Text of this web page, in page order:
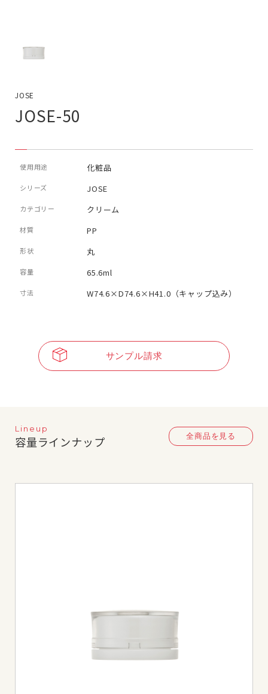
JOSE
JOSE-50
使用用途 化粧品
シリーズ JOSE
カテゴリー クリーム
材質 PP
形状 丸
容量 65.6ml
寸法 W74.6×D74.6×H41.0（キャップ込み）
サンプル請求
Lineup
容量ラインナップ 全商品を見る